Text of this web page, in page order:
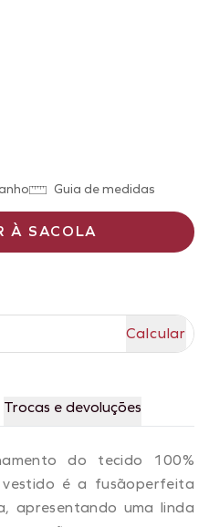
Guia de medidas
À SACOLA
Trocas e devoluções
do tecido 100%
vestido é a fusãoperfeita
apresentando uma linda